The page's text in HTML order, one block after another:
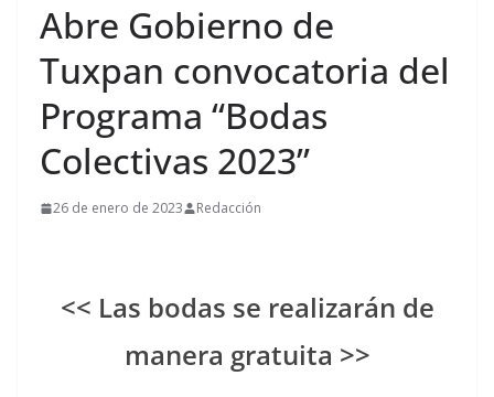
Abre Gobierno de
Tuxpan convocatoria del
Programa “Bodas
Colectivas 2023”
26 de enero de 2023 Redacción
<< Las bodas se realizarán de
manera gratuita >>